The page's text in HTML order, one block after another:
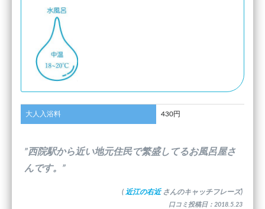
大人入浴料 430円
”西院駅から近い地元住民で繁盛してるお風呂屋さ
んです。”
( 近江の右近 さんのキャッチフレーズ)
口コミ投稿日：2018.5.23